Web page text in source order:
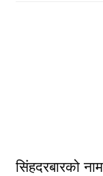
सिंहदरबारको